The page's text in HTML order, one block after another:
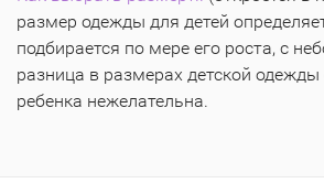
размер одежды для детей
подбирается по мере его роста, с
разница в размерах детской
ребенка нежелательна.